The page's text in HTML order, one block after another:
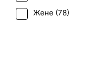
Жене (78)